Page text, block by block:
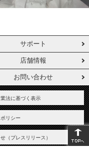
サポート
店舗情報
お問い合わせ
法に基づく表示
リシー
（プレスリリース）